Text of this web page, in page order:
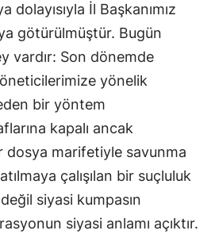
İl Başkanımız
götürülmüştür. Bugün
vardır: Son dönemde
yönelik
bir yöntem
kapalı ancak
dosya marifetiyle savunma
çalışılan bir suçluluk
siyasi kumpasın
siyasi anlamı açıktır.